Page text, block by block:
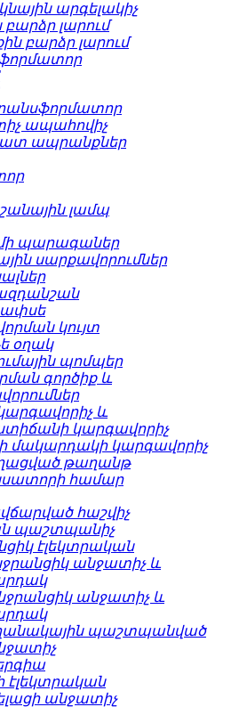
արգելակիչ
բարձր լարում
բարձր լարում
ապահովիչ
ապրանքներ
լամպ
պարագաներ
սարքավորումներ
կույտ
օղակ
պոմպեր
գործիք և
և
կարգավորիչ
մակարդակի կարգավորիչ
թաղանթ
համար
հաշվիչ
պաշտպանիչ
էլեկտրական
անջատիչ և
անջատիչ և
պաշտպանված
էլեկտրական
անջատիչ